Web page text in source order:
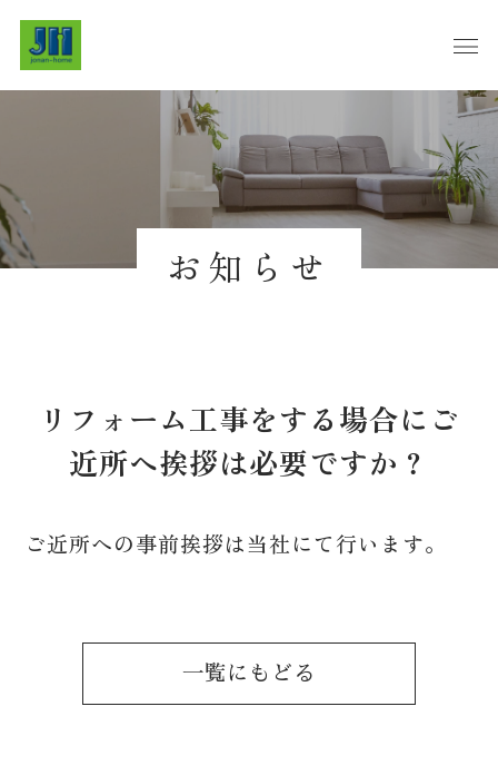
営業時間：9:00〜18:00
お知らせ
リフォーム工事をする場合にご
近所へ挨拶は必要ですか？
ご近所への事前挨拶は当社にて行います。
一覧にもどる